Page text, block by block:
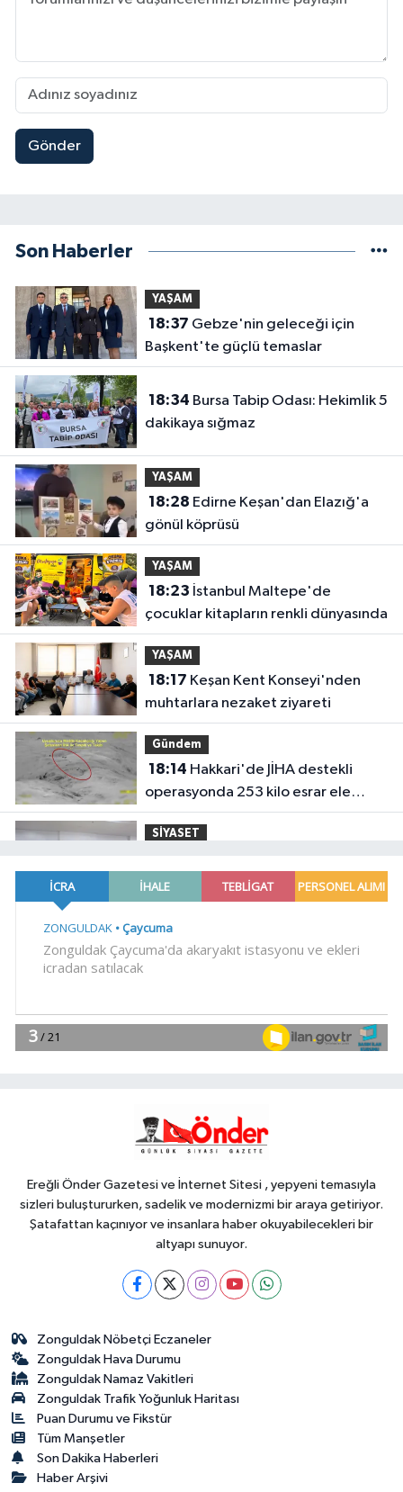
Gönder
Son Haberler
YAŞAM
18:37
Başkent'te güçlü temaslar
18:34
dakikaya sığmaz
YAŞAM
18:28
gönül köprüsü
YAŞAM
18:23
çocuklar kitapların renkli dünyasında
YAŞAM
18:17
muhtarlara nezaket ziyareti
Gündem
18:14
operasyonda 253 kilo esrar ele
geçirildi
SİYASET
komisyonlar yeniden şekillendi
18:00Keşan eski İlçe Millî Eğitim
17:45
yeni Hükümet Konağı'nın temeli
Ereğli Önder Gazetesi ve İnternet Sitesi , yepyeni temasıyla
sizleri buluştururken, sadelik ve modernizmi bir araya getiriyor.
Şatafattan kaçınıyor ve insanlara haber okuyabilecekleri bir
altyapı sunuyor.
Zonguldak Nöbetçi Eczaneler
Zonguldak Hava Durumu
Zonguldak Namaz Vakitleri
Zonguldak Trafik Yoğunluk Haritası
Puan Durumu ve Fikstür
Tüm Manşetler
Son Dakika Haberleri
Haber Arşivi